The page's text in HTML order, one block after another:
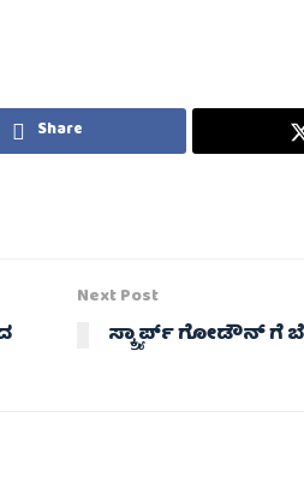
Share
Next Post
ಸ್ಕ್ರ್ಯಾರ್ಪ್ ಗೋಡೌನ್ ಗೆ